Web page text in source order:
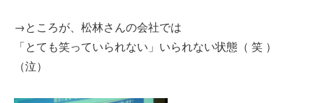
→ところが、松林さんの会社では
「とても笑っていられない」いられない状態（ 笑 ）
（泣）